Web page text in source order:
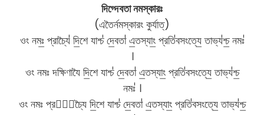
দিগ্দেবতা নমস্কারঃ
(এতৈর্নমস্কারং কুর্যাত্)
ওং নমঃ॒ প্রাচ্যৈ॑ দি॒শে যাশ্চ॑ দে॒বতা॑ এ॒তস্যাং॒ প্রতি॑বসংত্যে॒ তাভ্য॑শ্চ॒ নমঃ॑
।
ওং নমঃ দক্ষিণাযৈ দি॒শে যাশ্চ॑ দে॒বতা॑ এ॒তস্যাং॒ প্রতি॑বসংত্যে॒ তাভ্য॑শ্চ॒
নমঃ॑ ।
ওং নমঃ প্রতী᳚চ্যৈ দি॒শে যাশ্চ॑ দে॒বতা॑ এ॒তস্যাং॒ প্রতি॑বসংত্যে॒ তাভ্য॑শ্চ॒